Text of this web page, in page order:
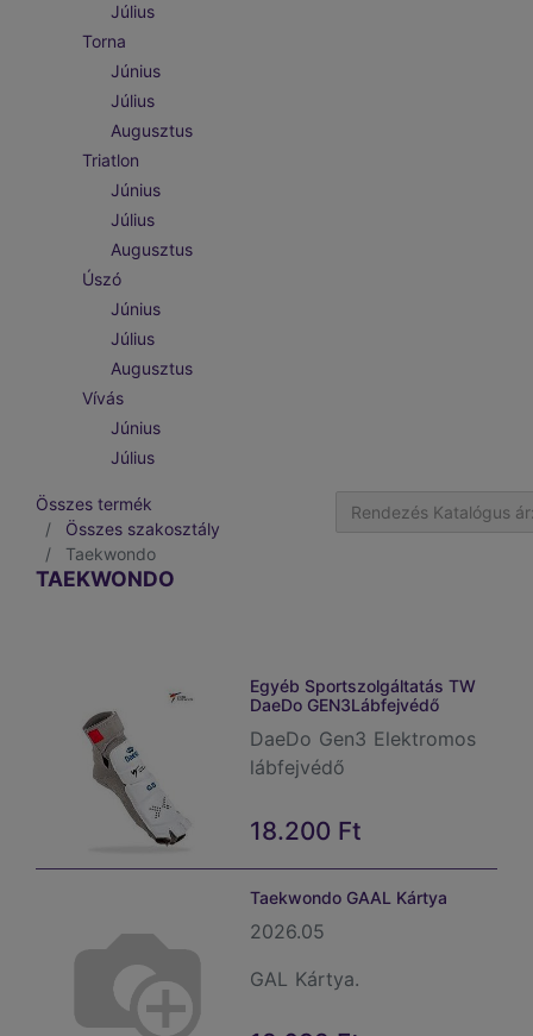
Július
Torna
Június
Július
Augusztus
Triatlon
Június
Július
Augusztus
Úszó
Június
Július
Augusztus
Vívás
Június
Július
Összes termék
Összes szakosztály
Taekwondo
TAEKWONDO
Rendezés Katalógus
Egyéb Sportszolgáltatás TW
DaeDo GEN3Lábfejvédő
DaeDo Gen3 Elektromos
lábfejvédő
18.200 Ft
Taekwondo GAAL Kártya
2026.05
GAL Kártya.